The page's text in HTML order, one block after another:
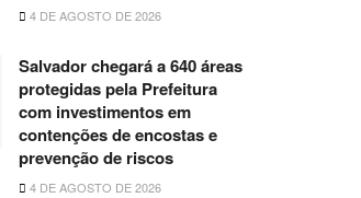
4 DE AGOSTO DE 2026
Salvador chegará a 640 áreas
protegidas pela Prefeitura
com investimentos em
contenções de encostas e
prevenção de riscos
4 DE AGOSTO DE 2026